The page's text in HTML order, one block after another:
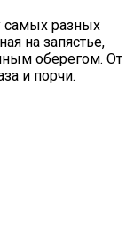
самых разных
на запястье,
оберегом. От
и порчи.